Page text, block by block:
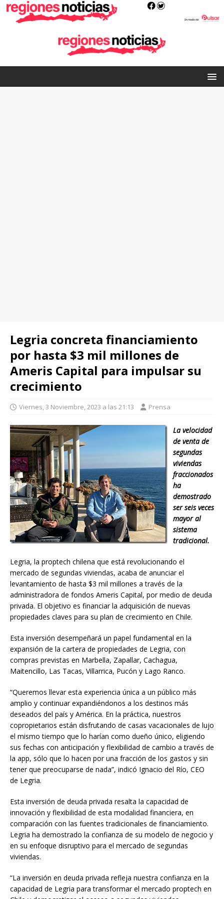
Legria concreta financiamiento
por hasta $3 mil millones de
Ameris Capital para impulsar su
crecimiento
Viernes, 3 Noviembre, 2023 a las 21:13 Prensa
La velocidad
de venta de
segundas
viviendas
fraccionados
ha
demostrado
ser seis veces
mayor al
sistema
tradicional.
Legria, la proptech chilena que está revolucionando el
mercado de segundas viviendas, acaba de anunciar el
levantamiento de hasta $3 mil millones a través de la
administradora de fondos Ameris Capital, por medio de deuda
privada. El objetivo es financiar la adquisición de nuevas
propiedades claves para su plan de crecimiento en Chile.
Esta inversión desempeñará un papel fundamental en la
expansión de la cartera de propiedades de Legria, con
compras previstas en Marbella, Zapallar, Cachagua,
Maitencillo, Las Tacas, Villarrica, Pucón y Lago Ranco.
“Queremos llevar esta experiencia única a un público más
amplio y continuar expandiéndonos a los destinos más
deseados del país y América. En la práctica, nuestros
copropietarios están disfrutando de casas vacacionales de lujo
el mismo tiempo que lo harían como dueño único, eligiendo
sus fechas con anticipación y flexibilidad de cambio a través de
la app, sólo que lo hacen por una fracción de los gastos y sin
tener que preocuparse de nada”, indicó Ignacio del Río, CEO
de Legria.
Esta inversión de deuda privada resalta la capacidad de
innovación y flexibilidad de esta modalidad financiera, en
comparación con las fuentes tradicionales de financiamiento.
Legria ha demostrado la confianza de su modelo de negocio y
en su enfoque disruptivo para el mercado de segundas
viviendas.
“La inversión en deuda privada refleja nuestra confianza en la
capacidad de Legria para transformar el mercado proptech en